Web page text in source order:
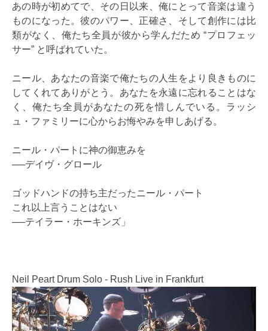
あの時が初めてで、その日以来、俺にとって音楽は違う
ものになった。彼のパワー、正確さ、そして創作には比
類がなく、俺たち全員が彼から学んだため “プロフェッ
サー” と呼ばれていた。
ニール、あなたの音楽で俺たちの人生をより良きものに
してくれてありがとう。あなたを永遠に忘れることはな
く、俺たち全員があなたの死を惜しんでいる。ラッシ
ュ・ファミリーに心からお悔やみを申しあげる。
ニール・パートに神の御恵みを
──デイヴ・グロール
ゴッドハンドの持ち主だったニール・パート
これ以上言うことはない
──テイラー・ホーキンズ」
Neil Peart Drum Solo - Rush Live in Frankfurt